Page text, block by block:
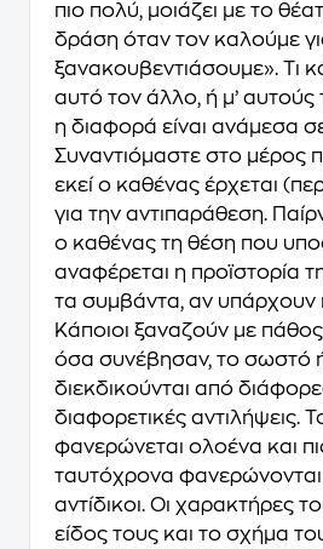
πιο πολύ, μοιάζει με το
δράση όταν τον καλούμε
ξανακουβεντιάσουμε». Τι
αυτό τον άλλο, ή μ’
η διαφορά είναι ανάμεσα
Συναντιόμαστε στο μέρος
εκεί ο καθένας έρχεται
για την αντιπαράθεση.
ο καθένας τη θέση που
αναφέρεται η προϊστορία
τα συμβάντα, αν υπάρχουν
Κάποιοι ξαναζούν με
όσα συνέβησαν, το σωστό ή
διεκδικούνται από
διαφορετικές αντιλήψεις.
φανερώνεται ολοένα και
ταυτόχρονα φανερώνονται
αντίδικοι. Οι χαρακτήρες
είδος τους και το σχήμα